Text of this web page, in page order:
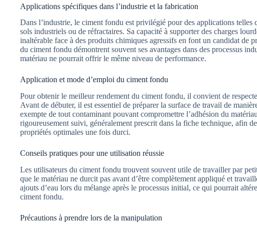
Applications spécifiques dans l’industrie et la fabrication
Dans l’industrie, le ciment fondu est privilégié pour des applications telles
sols industriels ou de réfractaires. Sa capacité à supporter des charges
inaltérable face à des produits chimiques agressifs en font un candidat de
du ciment fondu démontrent souvent ses avantages dans des processus
matériau ne pourrait offrir le même niveau de performance.
Application et mode d’emploi du ciment fondu
Pour obtenir le meilleur rendement du ciment fondu, il convient de
Avant de débuter, il est essentiel de préparer la surface de travail de
exempte de tout contaminant pouvant compromettre l’adhésion du
rigoureusement suivi, généralement prescrit dans la fiche technique, afin
propriétés optimales une fois durci.
Conseils pratiques pour une utilisation réussie
Les utilisateurs du ciment fondu trouvent souvent utile de travailler par
que le matériau ne durcit pas avant d’être complètement appliqué et
ajouts d’eau lors du mélange après le processus initial, ce qui pourrait
ciment fondu.
Précautions à prendre lors de la manipulation